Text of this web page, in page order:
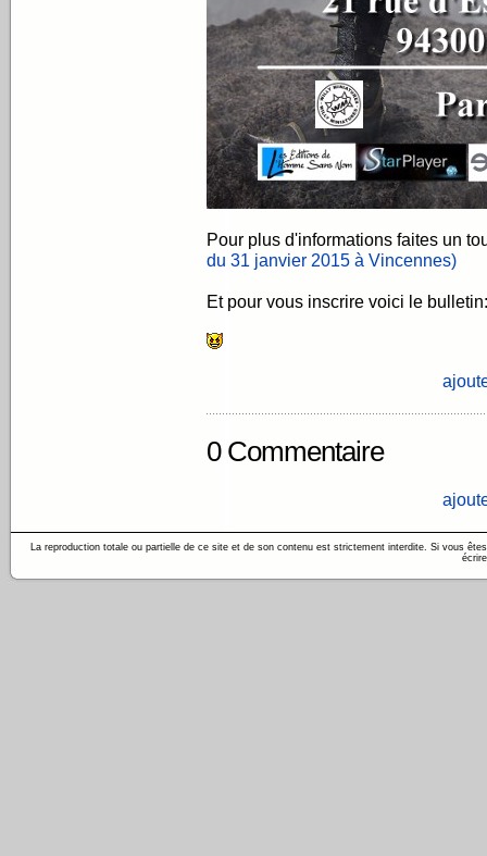
Pour plus d'informations faites un
du 31 janvier 2015 à Vincennes)
Et pour vous inscrire voici le
0 Commentaire
La reproduction totale ou partielle de ce site et de son contenu est strictement interdite. Si vous